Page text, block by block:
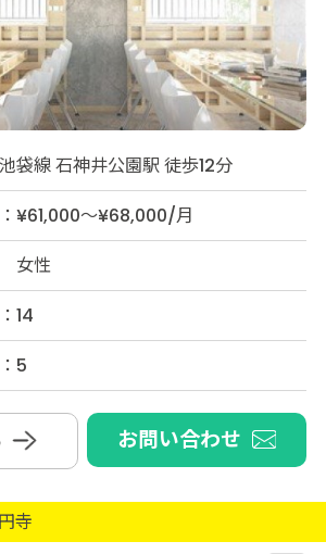
袋線 石神井公園駅 徒歩12分
¥61,000～¥68,000/月
女性
14
5
お問い合わせ
寺